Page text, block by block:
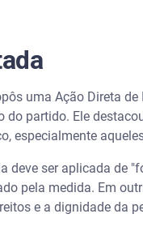
uma Ação Direta
do partido. Ele
especialmente
deve ser aplicada de
pela medida. Em
e a dignidade da